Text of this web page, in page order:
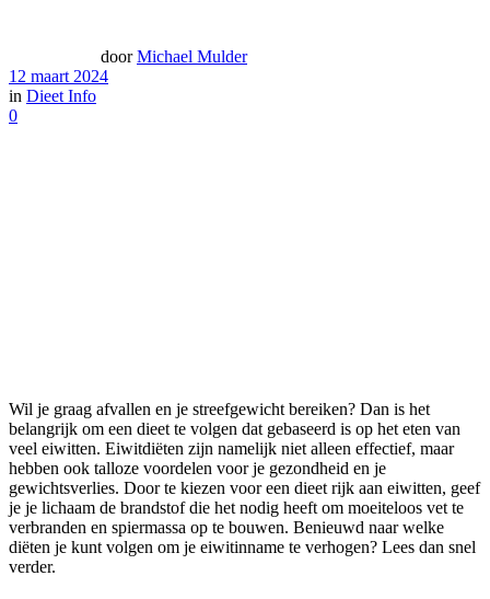
door Michael Mulder
12 maart 2024
in Dieet Info
0
Wil je graag afvallen en je streefgewicht bereiken? Dan is het
belangrijk om een dieet te volgen dat gebaseerd is op het eten van
veel eiwitten. Eiwitdiëten zijn namelijk niet alleen effectief, maar
hebben ook talloze voordelen voor je gezondheid en je
gewichtsverlies. Door te kiezen voor een dieet rijk aan eiwitten, geef
je je lichaam de brandstof die het nodig heeft om moeiteloos vet te
verbranden en spiermassa op te bouwen. Benieuwd naar welke
diëten je kunt volgen om je eiwitinname te verhogen? Lees dan snel
verder.